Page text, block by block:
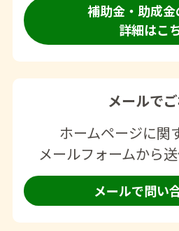
補助金・助成
詳細はこ
メールで
ホームページに関
メールフォームから
メールで問い